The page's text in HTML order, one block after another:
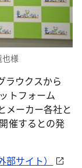
様
ラウクスから
トフォーム
メーカー各社と
催するとの発
部サイト）